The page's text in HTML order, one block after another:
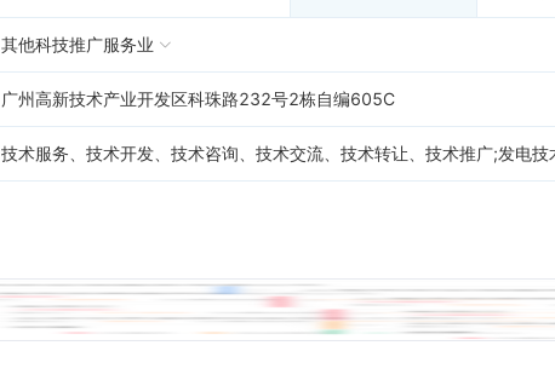
其他科技推广服务业
广州高新技术产业开发区科珠路232号2栋自编605C
技术服务、技术开发、技术咨询、技术交流、技术转让、技术推广;发电